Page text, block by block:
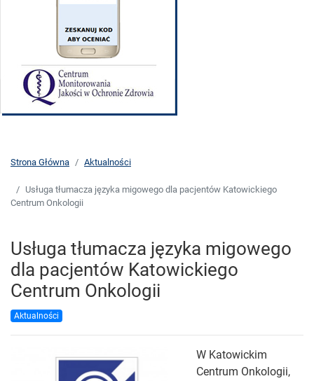
Strona Główna Aktualności
Usługa tłumacza języka migowego dla pacjentów Katowickiego
Centrum Onkologii
Usługa tłumacza języka migowego
dla pacjentów Katowickiego
Centrum Onkologii
Aktualności
W Katowickim
Centrum Onkologii,